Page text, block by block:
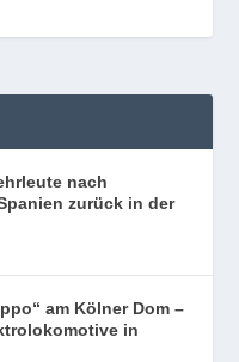
nach
zurück in der
am Kölner Dom –
in